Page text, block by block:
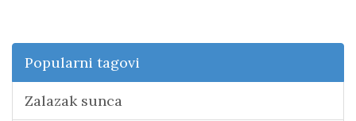
Popularni tagovi
Zalazak sunca